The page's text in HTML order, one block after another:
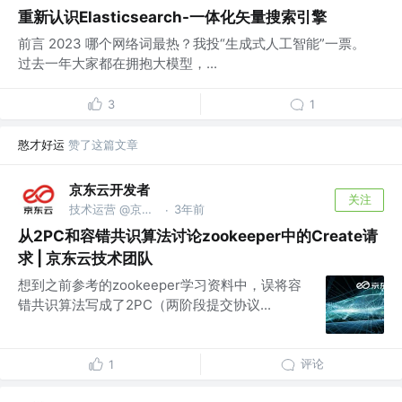
重新认识Elasticsearch-一体化矢量搜索引擎
前言 2023 哪个网络词最热？我投“生成式人工智能”一票。
过去一年大家都在拥抱大模型，...
3 1
憨才好运 赞了这篇文章
京东云开发者
技术运营 @京东科技信息技术有限公司 · 3年前
关注
从2PC和容错共识算法讨论zookeeper中的Create请
求 | 京东云技术团队
想到之前参考的zookeeper学习资料中，误将容
错共识算法写成了2PC（两阶段提交协议...
1 评论